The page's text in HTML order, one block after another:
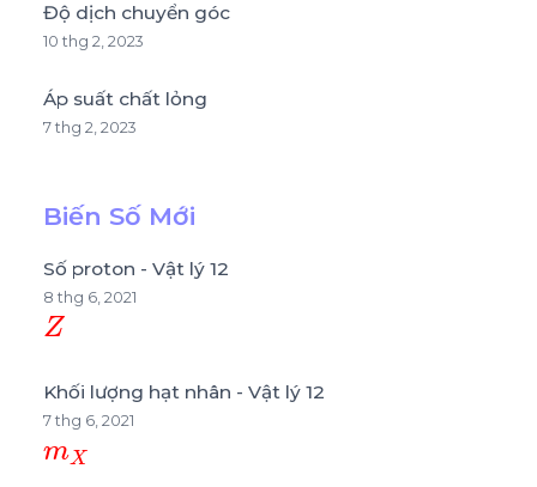
Độ dịch chuyển góc
10 thg 2, 2023
Áp suất chất lỏng
7 thg 2, 2023
Biến Số Mới
Số proton - Vật lý 12
8 thg 6, 2021
Z
Khối lượng hạt nhân - Vật lý 12
7 thg 6, 2021
mX